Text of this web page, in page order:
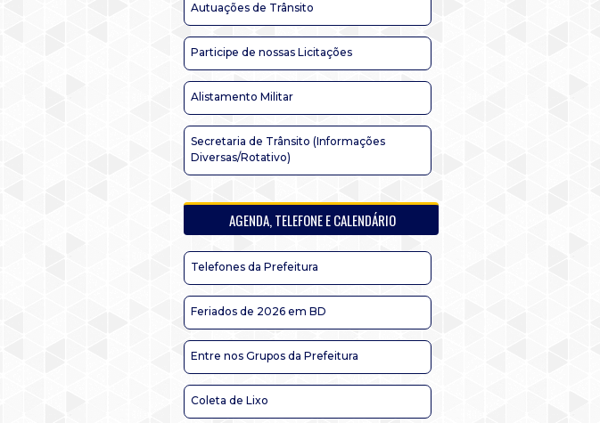
Autuações de Trânsito
Participe de nossas Licitações
Alistamento Militar
Secretaria de Trânsito (Informações
Diversas/Rotativo)
AGENDA, TELEFONE E CALENDÁRIO
Telefones da Prefeitura
Feriados de 2026 em BD
Entre nos Grupos da Prefeitura
Coleta de Lixo